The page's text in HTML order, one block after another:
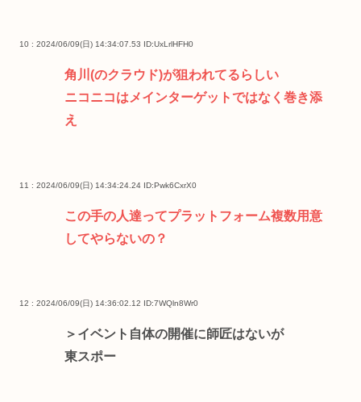
10 : 2024/06/09(日) 14:34:07.53 ID:UxLrlHFH0
角川(のクラウド)が狙われてるらしい
ニコニコはメインターゲットではなく巻き添
え
11 : 2024/06/09(日) 14:34:24.24 ID:Pwk6CxrX0
この手の人達ってプラットフォーム複数用意
してやらないの？
12 : 2024/06/09(日) 14:36:02.12 ID:7WQln8Wr0
＞イベント自体の開催に師匠はないが
東スポー